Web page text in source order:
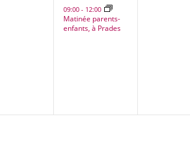
09:00- 12:00
Matinée parents-
enfants, à Prades